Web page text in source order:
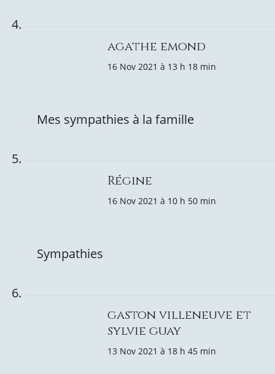
agathe emond
16 Nov 2021 à 13 h 18 min
Mes sympathies à la famille
Régine
16 Nov 2021 à 10 h 50 min
Sympathies
gaston villeneuve et
sylvie guay
13 Nov 2021 à 18 h 45 min